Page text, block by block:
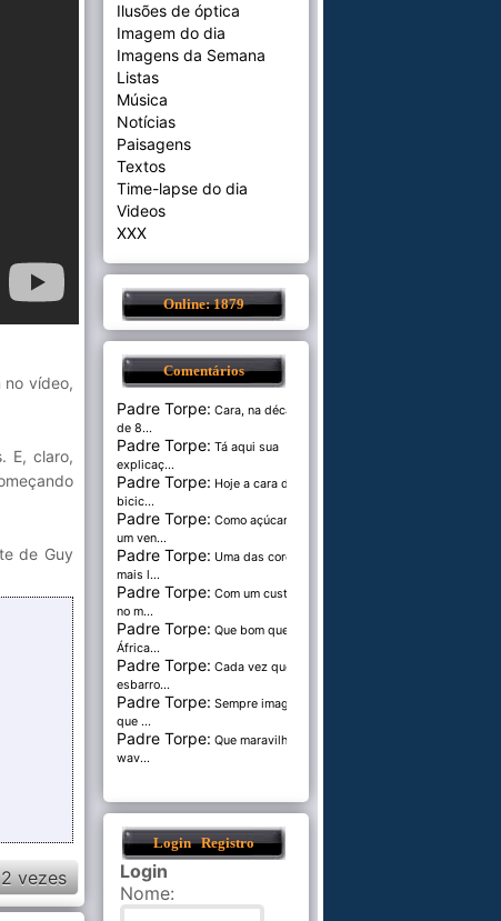
no vídeo,
E, claro,
de Guy
vezes
Ilusões de óptica
Imagem do dia
Imagens da Semana
Listas
Música
Notícias
Paisagens
Textos
Time-lapse do dia
Videos
XXX
Online: 1879
Comentários
Padre Torpe: Cara, na década
de 8...
Padre Torpe: Tá aqui sua
explicaç...
Padre Torpe: Hoje a cara de
bicic...
Padre Torpe: Como açúcar é
um ven...
Padre Torpe: Uma das cores
mais l...
Padre Torpe: Com um custo de
no m...
Padre Torpe: Que bom que a
África...
Padre Torpe: Cada vez que
esbarro...
Padre Torpe: Sempre imaginei
que ...
Padre Torpe: Que maravilha de
wav...
Login Registro
Login
Nome: